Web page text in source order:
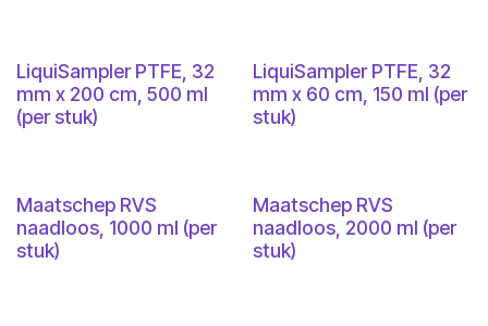
LiquiSampler PTFE, 32
mm x 200 cm, 500 ml
(per stuk)
LiquiSampler PTFE, 32
mm x 60 cm, 150 ml (per
stuk)
Maatschep RVS
naadloos, 1000 ml (per
stuk)
Maatschep RVS
naadloos, 2000 ml (per
stuk)